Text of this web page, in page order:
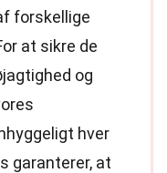
forskellige
at sikre de
og
hver
garanterer, at